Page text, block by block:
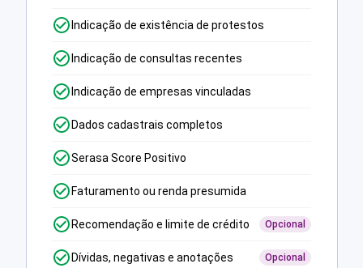
Indicação de existência de protestos
Indicação de consultas recentes
Indicação de empresas vinculadas
Dados cadastrais completos
Serasa Score Positivo
Faturamento ou renda presumida
Recomendação e limite de crédito Opcional
Dívidas, negativas e anotações Opcional